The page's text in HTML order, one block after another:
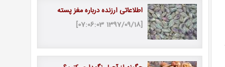
اطلاعاتی ارزنده درباره مغز پسته
[1397/09/18 07:06:03]